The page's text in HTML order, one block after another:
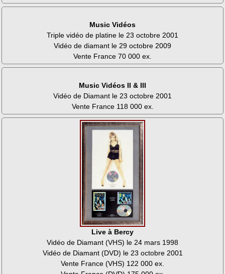
Music Vidéos
Triple vidéo de platine le 23 octobre 2001
Vidéo de diamant le 29 octobre 2009
Vente France 70 000 ex.
Music Vidéos II & III
Vidéo de Diamant le 23 octobre 2001
Vente France 118 000 ex.
Live à Bercy
Vidéo de Diamant (VHS) le 24 mars 1998
Vidéo de Diamant (DVD) le 23 octobre 2001
Vente France (VHS) 122 000 ex.